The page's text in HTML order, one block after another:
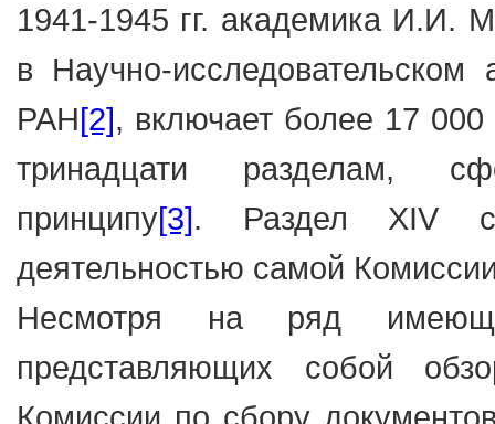
1941-1945 гг. академика И.И.
в Научно-исследовательском
РАН[2], включает более 17
тринадцати разделам,
принципу[3]. Раздел XIV
деятельностью самой
Несмотря на ряд
представляющих собой